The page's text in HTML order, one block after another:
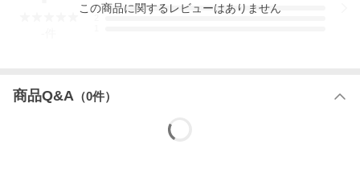
3
この商品に関するレビューはありません
商品Q&A （0件）